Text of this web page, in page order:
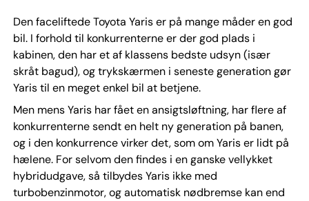
Den faceliftede Toyota Yaris er på mange måder en god
bil. I forhold til konkurrenterne er der god plads i
kabinen, den har et af klassens bedste udsyn (især
skråt bagud), og trykskærmen i seneste generation gør
Yaris til en meget enkel bil at betjene.
Men mens Yaris har fået en ansigtsløftning, har flere af
konkurrenterne sendt en helt ny generation på banen,
og i den konkurrence virker det, som om Yaris er lidt på
hælene. For selvom den findes i en ganske vellykket
hybridudgave, så tilbydes Yaris ikke med
turbobenzinmotor, og automatisk nødbremse kan end